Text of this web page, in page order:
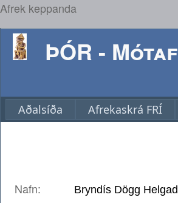
Afrek keppanda
ÞÓR -
Aðalsíða Afrekaskrá FRÍ
Nafn: